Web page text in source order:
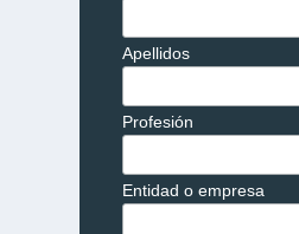
Apellidos
Profesión
Entidad o empresa